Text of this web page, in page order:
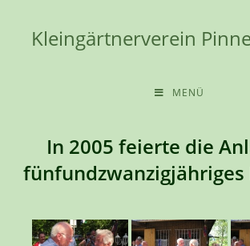
springenKleingärtnerverein
MENÜ
In 2005 feierte die
fünfundzwanzigjähriges